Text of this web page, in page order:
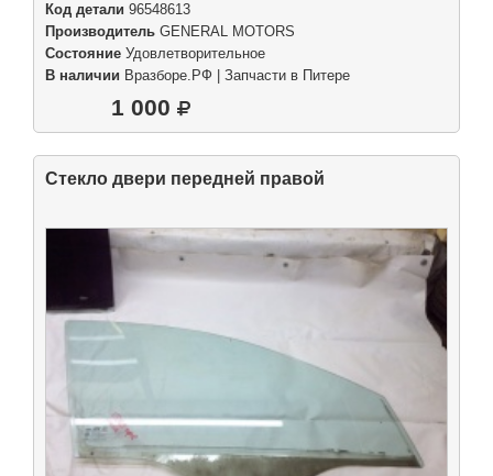
Код детали 96548613
Производитель GENERAL MOTORS
Состояние Удовлетворительное
В наличии Вразборе.РФ | Запчасти в Питере
1 000
Стекло двери передней правой